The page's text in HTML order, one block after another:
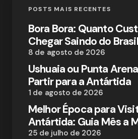
POSTS MAIS RECENTES
Bora Bora: Quanto
Chegar Saindo do Brasil
8 de agosto de 2026
Ushuaia ou Punta
Partir para a Antártida
1 de agosto de 2026
Melhor Época para
Antártida: Guia Mês a
25 de julho de 2026